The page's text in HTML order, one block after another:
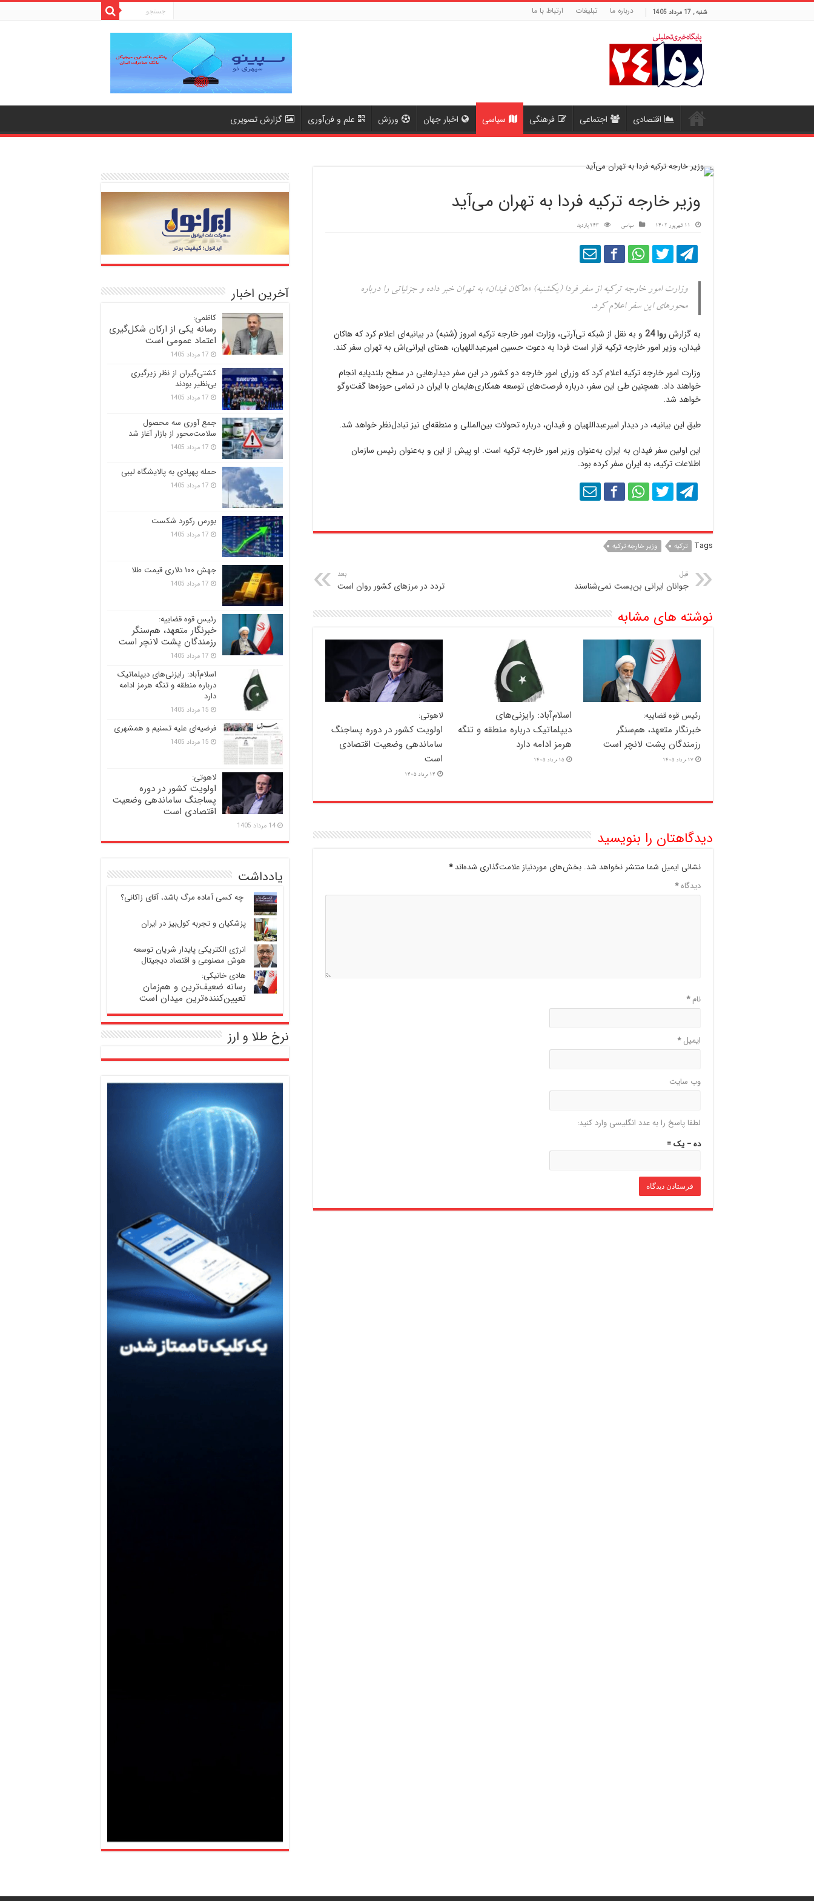
شنبه , 17 مرداد 1405 درباره ما تبلیغات ارتباط با ما
اقتصادی اجتماعی فرهنگی سیاسی اخبار جهان ورزش علم و فن‌آوری گزارش تصویری
وزیر خارجه ترکیه فردا به تهران می‌آید
11 شهریور 1402 سیاسی 243 بازدید
وزارت امور خارجه ترکیه از سفر فردا (یکشنبه) «هاکان فیدان» به تهران خبر داده و جزئیاتی را درباره
محورهای این سفر اعلام کرد.
به گزارشروا 24
و به نقل از شبکه تی‌آرتی، وزارت امور خارجه ترکیه امروز (شنبه) در بیانیه‌ای اعلام کرد که هاکان
فیدان، وزیر امور خارجه ترکیه قرار است فردا به دعوت حسین امیرعبداللهیان، همتای ایرانی‌اش به تهران سفر کند.
وزارت امور خارجه ترکیه اعلام کرد که وزرای امور خارجه دو کشور در این سفر دیدارهایی در سطح بلندپایه انجام
خواهند داد. همچنین طی این سفر، درباره فرصت‌های توسعه همکاری‌هایمان با ایران در تمامی حوزه‌ها گفت‌وگو
خواهد شد.
طبق این بیانیه، در دیدار امیرعبداللهیان و فیدان، درباره تحولات بین‌المللی و منطقه‌ای نیز تبادل‌نظر خواهد شد.
این اولین سفر فیدان به ایران به‌عنوان وزیر امور خارجه ترکیه است. او پیش از این و به‌عنوان رئیس سازمان
اطلاعات ترکیه، به ایران سفر کرده بود.
Tags ترکیه وزیر خارجه ترکیه
قبل
جوانان ایرانی بن‌بست نمی‌شناسند
بعد
تردد در مرزهای کشور روان است
نوشته های مشابه
رئیس قوه قضاییه:
خبرنگار متعهد، هم‌سنگر
رزمندگان پشت لانچر است
17 مرداد 1405
اسلام‌آباد: رایزنی‌های
دیپلماتیک درباره منطقه و تنگه
هرمز ادامه دارد
15 مرداد 1405
لاهوتی:
اولویت کشور در دوره پساجنگ
ساماندهی وضعیت اقتصادی
است
14 مرداد 1405
دیدگاهتان را بنویسید
نشانی ایمیل شما منتشر نخواهد شد. بخش‌های موردنیاز علامت‌گذاری شده‌اند*
دیدگاه*
نام*
ایمیل*
وب‌ سایت
لطفا پاسخ را به عدد انگلیسی وارد کنید:
ده − یک =
آخرین اخبار
کاظمی:
رسانه یکی از ارکان شکل‌گیری
اعتماد عمومی است
17 مرداد 1405
کشتی‌گیران از نظر زیرگیری
بی‌نظیر بودند
17 مرداد 1405
جمع آوری سه محصول
سلامت‌محور از بازار آغاز شد
17 مرداد 1405
حمله پهپادی به پالایشگاه لیبی
17 مرداد 1405
بورس رکورد شکست
17 مرداد 1405
جهش ۱۰۰ دلاری قیمت طلا
17 مرداد 1405
رئیس قوه قضاییه:
خبرنگار متعهد، هم‌سنگر
رزمندگان پشت لانچر است
17 مرداد 1405
اسلام‌آباد: رایزنی‌های دیپلماتیک
درباره منطقه و تنگه هرمز ادامه
دارد
15 مرداد 1405
فرضیه‌ای علیه تسنیم و همشهری
15 مرداد 1405
لاهوتی:
اولویت کشور در دوره
پساجنگ ساماندهی وضعیت
اقتصادی است
14 مرداد 1405
یادداشت
‍ چه کسی آماده مرگ باشد، آقای زاکانی؟
پزشکیان و تجربه کول‌بیز در ایران
انرژی الکتریکی پایدار شریان توسعه
هوش مصنوعی و اقتصاد دیجیتال
هادی خانیکی:
رسانه ضعیف‌ترین و هم‌زمان
تعیین‌کننده‌ترین میدان است
نرخ طلا و ارز